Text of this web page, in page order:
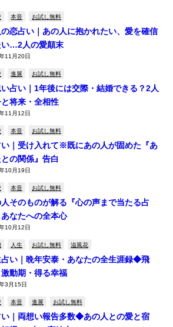
本音 お試し無料
恋占い｜あの人に抱かれたい、愛を確信
い…2人の愛顛末
11月20日
進展 お試し無料
い占い｜1年後には交際・結婚できる？2人
将来・全相性
11月12日
本音 お試し無料
い｜受け入れて※既にあの人が固めた『あ
の関係』告白
10月19日
本音 お試し無料
人そのものが解る『心の声まで当たる占
あなたへの全本心
10月12日
人生 お試し無料 溢風花
占い｜晩年安泰・あなたの全生涯録◆飛
動期・得る幸福
3月15日
本音 進展 お試し無料
い｜両想い報告多数◆あの人との愛と宿